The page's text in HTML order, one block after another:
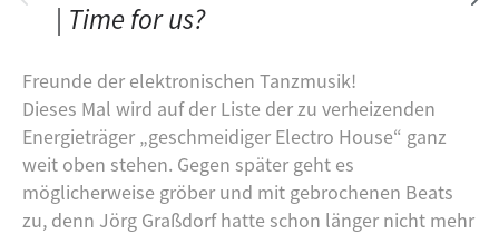
| Time for us?
Freunde der elektronischen Tanzmusik!
Dieses Mal wird auf der Liste der zu verheizenden
Energieträger „geschmeidiger Electro House“ ganz
weit oben stehen. Gegen später geht es
möglicherweise gröber und mit gebrochenen Beats
zu, denn Jörg Graßdorf hatte schon länger nicht mehr